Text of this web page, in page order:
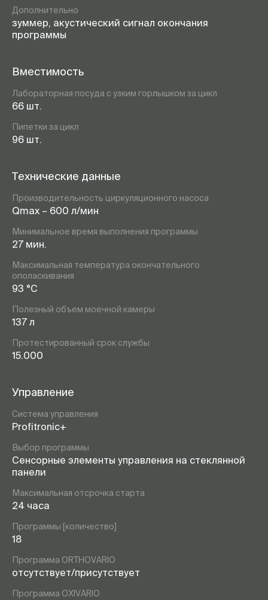
Дополнительно
зуммер, акустический сигнал окончания
программы
Вместимость
Лабораторная посуда с узким горлышком за цикл
66 шт.
Пипетки за цикл
96 шт.
Технические данные
Производительность циркуляционного насоса
Qmax – 600 л/мин
Минимальное время выполнения программы
27 мин.
Максимальная температура окончательного
ополаскивания
93 °C
Полезный объем моечной камеры
137 л
Протестированный срок службы
15.000
Управление
Система управления
Profitronic+
Выбор программы
Сенсорные элементы управления на стеклянной
панели
Максимальная отсрочка старта
24 часа
Программы [количество]
18
Программа ORTHOVARIO
отсутствует/присутствует
Программа OXIVARIO